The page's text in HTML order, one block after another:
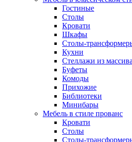
Гостиные
Столы
Кровати
Шкафы
Столы-
Кухни
Стеллажи из
Буфеты
Комоды
Прихожие
Библиотеки
Минибары
Мебель в стиле прованс
Кровати
Столы
Столы-